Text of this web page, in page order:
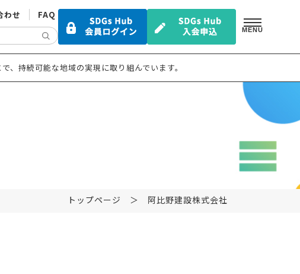
わせ FAQ
MENU
持続可能な地域の実現に取り組んでいます。
トップページ ＞ 阿比野建設株式会社